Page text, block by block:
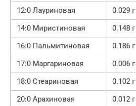
12:0 Лауриновая
0.029 г
14:0 Миристиновая
0.148 г
16:0 Пальмитиновая
0.186 г
17:0 Маргариновая
0.006 г
18:0 Стеариновая
0.102 г
20:0 Арахиновая
0.012 г